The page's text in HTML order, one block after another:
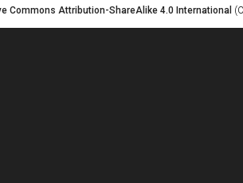
Commons Attribution-ShareAlike 4.0 International